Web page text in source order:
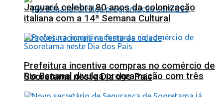
Rio Bananal divulga programação com três
Jaguaré celebra 80 anos da colonização
italiana com a 14ª Semana Cultural
Prefeitura incentiva compras no comércio de
Sooretama neste Dia dos Pais